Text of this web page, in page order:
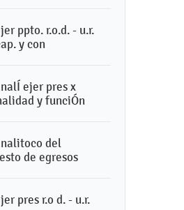
ppto. r.o.d. - u.r.
y con
ejer pres x
y funciÓn
del
de egresos
pres r.o d. - u.r.